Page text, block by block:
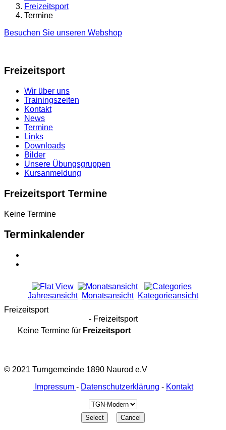
Freizeitsport
Termine
Besuchen Sie unseren Webshop
Freizeitsport
Wir über uns
Trainingszeiten
Kontakt
News
Termine
Links
Downloads
Bilder
Unsere Übungsgruppen
Kursanmeldung
Freizeitsport Termine
Keine Termine
Terminkalender
Jahresansicht Monatsansicht Kategorieansicht
Freizeitsport
- Freizeitsport
Keine Termine für Freizeitsport
© 2021 Turngemeinde 1890 Naurod e.V
Impressum - Datenschutzerklärung - Kontakt